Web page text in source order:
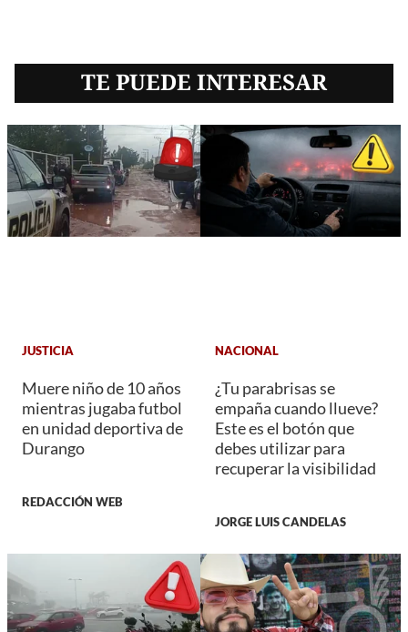
TE PUEDE INTERESAR
JUSTICIA
Muere niño de 10 años
mientras jugaba futbol
en unidad deportiva de
Durango
REDACCIÓN WEB
NACIONAL
¿Tu parabrisas se
empaña cuando llueve?
Este es el botón que
debes utilizar para
recuperar la visibilidad
JORGE LUIS CANDELAS